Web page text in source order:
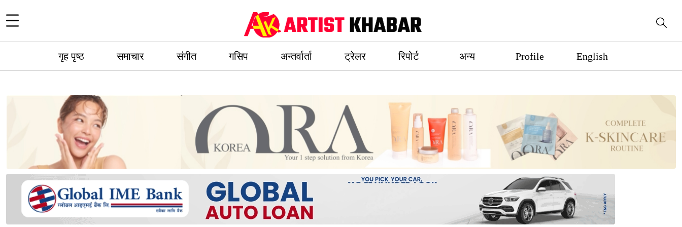
गृह पृष्ठ समाचार संगीत गसिप अन्तर्वार्ता ट्रेलर रिपोर्ट अन्य Profile English